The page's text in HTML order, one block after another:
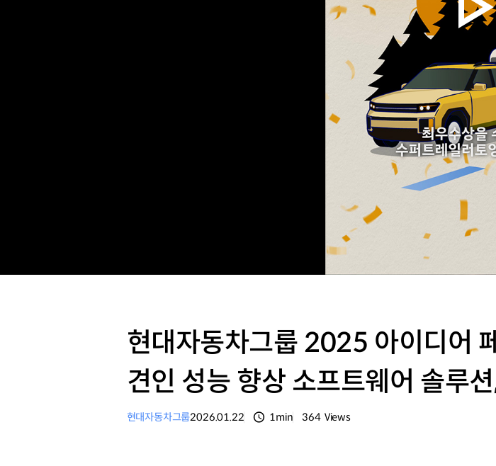
현대자동차그룹 2025 아이디어
견인 성능 향상 소프트웨어 솔루
현대자동차그룹2026.01.22 1min 364 Views